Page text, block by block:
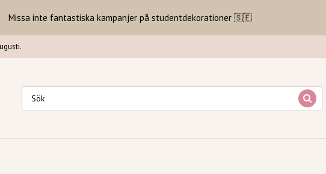
Missa inte fantastiska kampanjer på studentdekorationer 🇸🇪